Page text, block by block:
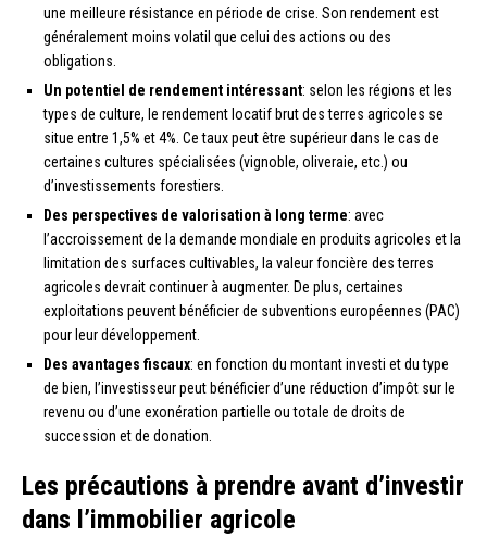
une meilleure résistance en période de crise. Son rendement est
généralement moins volatil que celui des actions ou des
obligations.
Un potentiel de rendement intéressant: selon les régions et les
types de culture, le rendement locatif brut des terres agricoles se
situe entre 1,5% et 4%. Ce taux peut être supérieur dans le cas de
certaines cultures spécialisées (vignoble, oliveraie, etc.) ou
d’investissements forestiers.
Des perspectives de valorisation à long terme: avec
l’accroissement de la demande mondiale en produits agricoles et la
limitation des surfaces cultivables, la valeur foncière des terres
agricoles devrait continuer à augmenter. De plus, certaines
exploitations peuvent bénéficier de subventions européennes (PAC)
pour leur développement.
Des avantages fiscaux: en fonction du montant investi et du type
de bien, l’investisseur peut bénéficier d’une réduction d’impôt sur le
revenu ou d’une exonération partielle ou totale de droits de
succession et de donation.
Les précautions à prendre avant d’investir
dans l’immobilier agricole